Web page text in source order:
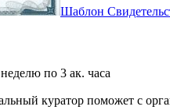
Шаблон
по 3 ак. часа
куратор поможет с